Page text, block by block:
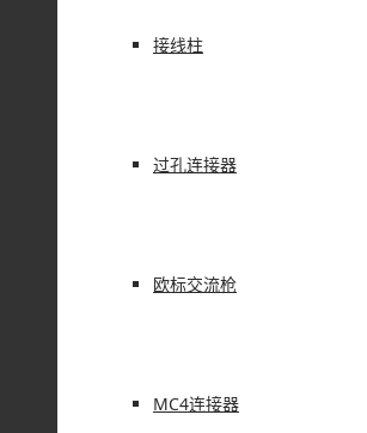
接线柱
过孔连接器
欧标交流枪
MC4连接器